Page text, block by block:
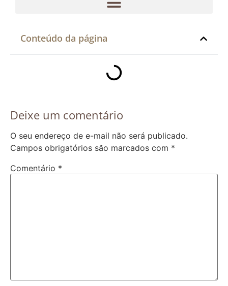
Conteúdo da página
Deixe um comentário
O seu endereço de e-mail não será publicado.
Campos obrigatórios são marcados com *
Comentário *